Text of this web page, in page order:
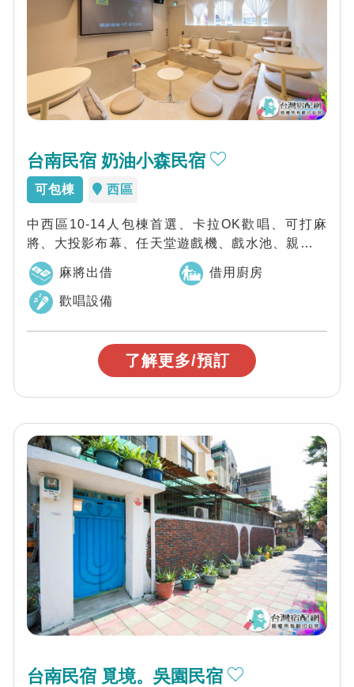
台南民宿 奶油小森民宿
可包棟 西區
中西區10-14人包棟首選、卡拉OK歡唱、可打麻
將、大投影布幕、任天堂遊戲機、戲水池、親子遊
戲區
麻將出借 借用廚房
歡唱設備
了解更多/預訂
台南民宿 覓境。吳園民宿